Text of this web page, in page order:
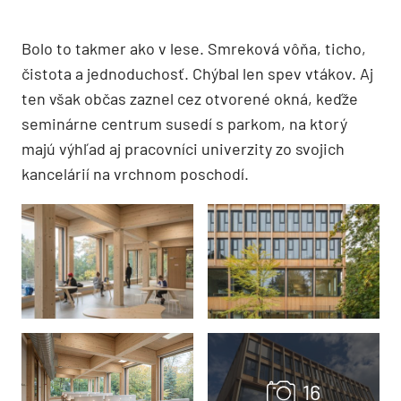
Bolo to takmer ako v lese. Smreková vôňa, ticho,
čistota a jednoduchosť. Chýbal len spev vtákov. Aj
ten však občas zaznel cez otvorené okná, keďže
seminárne centrum susedí s parkom, na ktorý
majú výhľad aj pracovníci univerzity zo svojich
kancelárií na vrchnom poschodí.